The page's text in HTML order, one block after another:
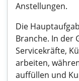
Anstellungen.
Die
Branche. In der
Servicekräfte,
arbeiten,
auffüllen und